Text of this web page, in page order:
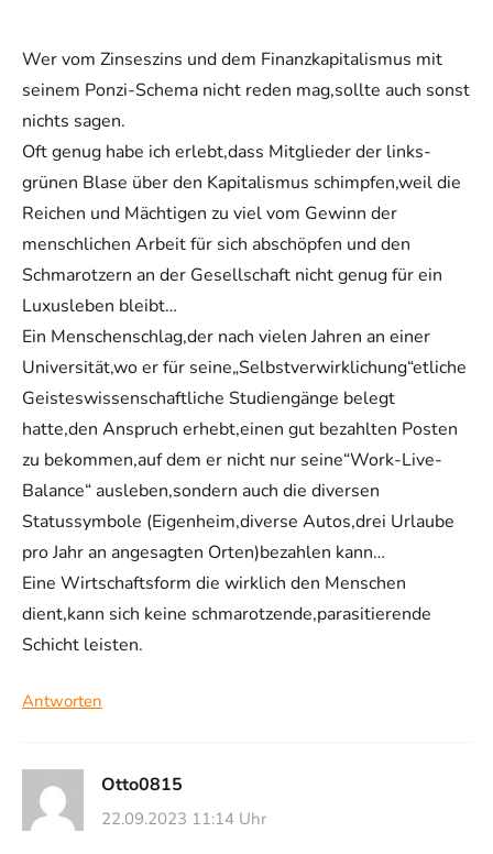
Wer vom Zinseszins und dem Finanzkapitalismus mit
seinem Ponzi-Schema nicht reden mag,sollte auch sonst
nichts sagen.
Oft genug habe ich erlebt,dass Mitglieder der links-
grünen Blase über den Kapitalismus schimpfen,weil die
Reichen und Mächtigen zu viel vom Gewinn der
menschlichen Arbeit für sich abschöpfen und den
Schmarotzern an der Gesellschaft nicht genug für ein
Luxusleben bleibt…
Ein Menschenschlag,der nach vielen Jahren an einer
Universität,wo er für seine„Selbstverwirklichung“etliche
Geisteswissenschaftliche Studiengänge belegt
hatte,den Anspruch erhebt,einen gut bezahlten Posten
zu bekommen,auf dem er nicht nur seine“Work-Live-
Balance“ ausleben,sondern auch die diversen
Statussymbole (Eigenheim,diverse Autos,drei Urlaube
pro Jahr an angesagten Orten)bezahlen kann…
Eine Wirtschaftsform die wirklich den Menschen
dient,kann sich keine schmarotzende,parasitierende
Schicht leisten.
Antworten
Otto0815
22.09.2023 11:14 Uhr